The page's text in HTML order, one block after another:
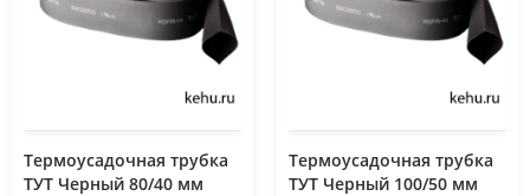
Термоусадочная трубка
ТУТ Черный 80/40 мм
Термоусадочная трубка
ТУТ Черный 100/50 мм